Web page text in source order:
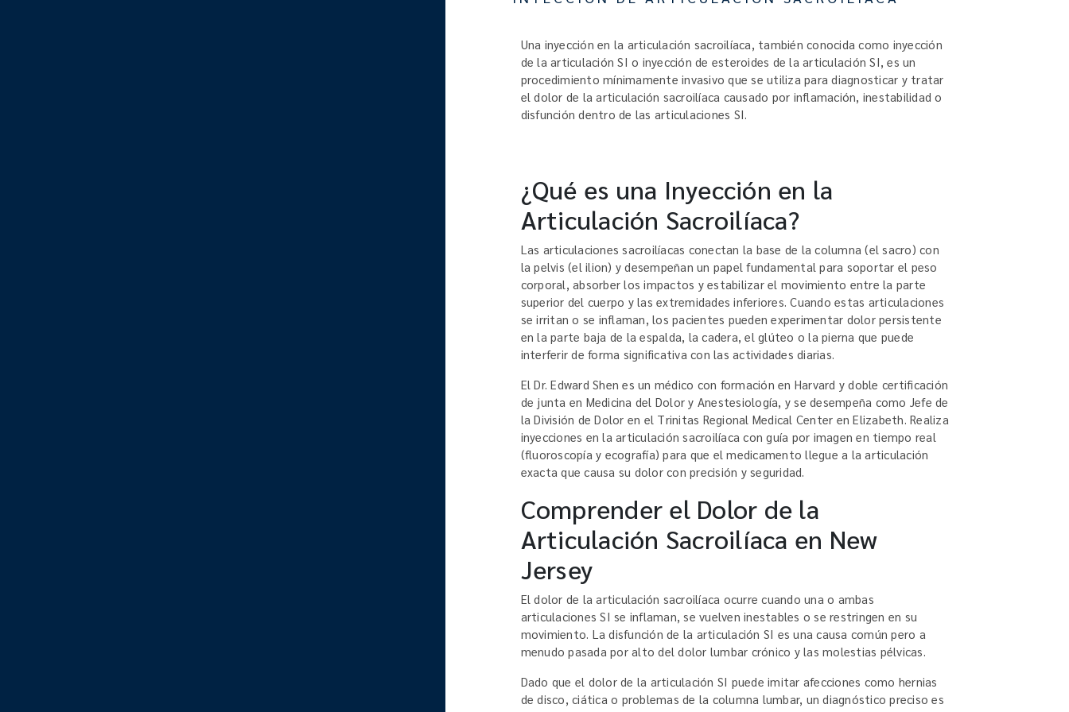
Una inyección en la articulación sacroilíaca, también conocida como inyección
de la articulación SI o inyección de esteroides de la articulación SI, es un
procedimiento mínimamente invasivo que se utiliza para diagnosticar y tratar
el dolor de la articulación sacroilíaca causado por inflamación, inestabilidad o
disfunción dentro de las articulaciones SI.
¿Qué es una Inyección en la
Articulación Sacroilíaca?
Las articulaciones sacroilíacas conectan la base de la columna (el sacro) con
la pelvis (el ilion) y desempeñan un papel fundamental para soportar el peso
corporal, absorber los impactos y estabilizar el movimiento entre la parte
superior del cuerpo y las extremidades inferiores. Cuando estas articulaciones
se irritan o se inflaman, los pacientes pueden experimentar dolor persistente
en la parte baja de la espalda, la cadera, el glúteo o la pierna que puede
interferir de forma significativa con las actividades diarias.
El Dr. Edward Shen es un médico con formación en Harvard y doble certificación
de junta en Medicina del Dolor y Anestesiología, y se desempeña como Jefe de
la División de Dolor en el Trinitas Regional Medical Center en Elizabeth. Realiza
inyecciones en la articulación sacroilíaca con guía por imagen en tiempo real
(fluoroscopía y ecografía) para que el medicamento llegue a la articulación
exacta que causa su dolor con precisión y seguridad.
Comprender el Dolor de la
Articulación Sacroilíaca en New
Jersey
El dolor de la articulación sacroilíaca ocurre cuando una o ambas
articulaciones SI se inflaman, se vuelven inestables o se restringen en su
movimiento. La disfunción de la articulación SI es una causa común pero a
menudo pasada por alto del dolor lumbar crónico y las molestias pélvicas.
Dado que el dolor de la articulación SI puede imitar afecciones como hernias
de disco, ciática o problemas de la columna lumbar, un diagnóstico preciso es